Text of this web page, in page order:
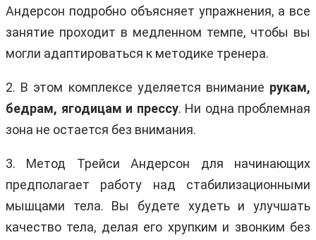
Андерсон подробно объясняет упражнения, а все
занятие проходит в медленном темпе, чтобы вы
могли адаптироваться к методике тренера.
2. В этом комплексе уделяется внимание рукам,
бедрам, ягодицам и прессу. Ни одна проблемная
зона не остается без внимания.
3. Метод Трейси Андерсон для начинающих
предполагает работу над стабилизационными
мышцами тела. Вы будете худеть и улучшать
качество тела, делая его хрупким и звонким без